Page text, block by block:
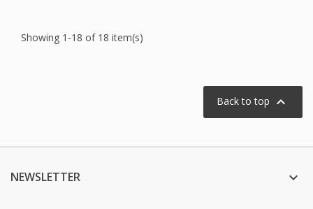
Showing 1-18 of 18 item(s)
Back to top 
NEWSLETTER 